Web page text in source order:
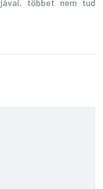
többet nem tud